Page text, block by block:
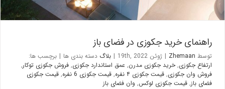
راهنمای خرید جکوزی در فضای باز
توسطZhemaan
| ژوئن 19th, 2022 | بلاگدسته بندی ها
برچسب ها:
ارتفاع جکوزی,خرید جکوزی مدرن,عمق استاندارد جکوزی,فروش جکوزی توکار,
فروش وان جکوزی,قیمت جکوزی ۴ نفره ,قیمت جکوزی 6 نفره ,قیمت جکوزی
فضای باز, قیمت جکوزی لوکس,وان فضای باز